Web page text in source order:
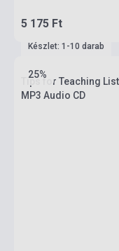
5 175 Ft
25%
Készlet: 1-10 darab
Tips for Teaching
MP3 Audio CD